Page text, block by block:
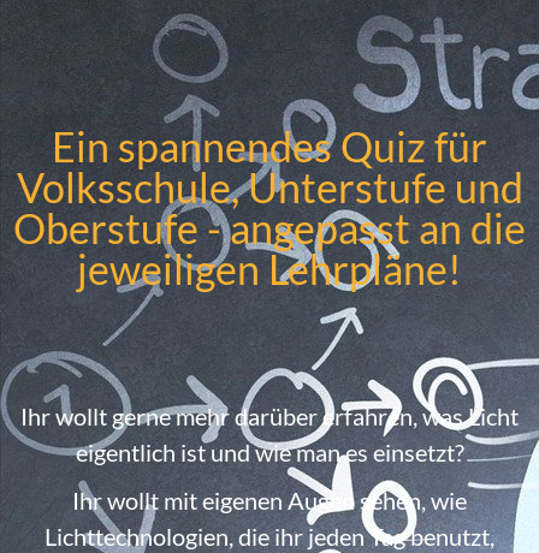
Ein spannendes Quiz für
Volksschule, Unterstufe und
Oberstufe - angepasst an die
jeweiligen Lehrpläne!
Ihr wollt gerne mehr darüber erfahren, was Licht
eigentlich ist und wie man es einsetzt?
Ihr wollt mit eigenen Augen sehen, wie
Lichttechnologien, die ihr jeden Tag benutzt,